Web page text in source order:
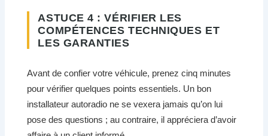
ASTUCE 4 : VÉRIFIER LES
COMPÉTENCES TECHNIQUES ET
LES GARANTIES
Avant de confier votre véhicule, prenez cinq minutes
pour vérifier quelques points essentiels. Un bon
installateur autoradio ne se vexera jamais qu’on lui
pose des questions ; au contraire, il appréciera d’avoir